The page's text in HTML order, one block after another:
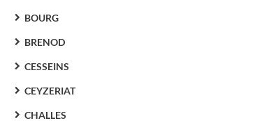
BOURG
BRENOD
CESSEINS
CEYZERIAT
CHALLES